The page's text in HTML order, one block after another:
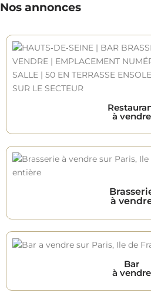
Nos annonces
à vendre
à
Bar
à vendre